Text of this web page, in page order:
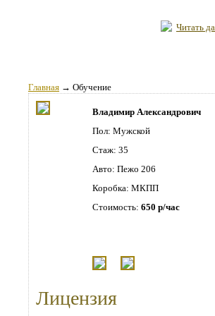
Читать
Главная → Обучение
Владимир Александрович
Пол: Мужской
Стаж: 35
Авто: Пежо 206
Коробка: МКПП
Стоимость: 650 р/час
Лицензия